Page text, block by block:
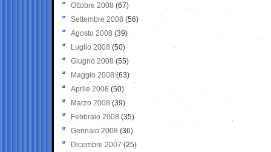
Ottobre 2008 (67)
Settembre 2008 (56)
Agosto 2008 (39)
Luglio 2008 (50)
Giugno 2008 (55)
Maggio 2008(63)
Aprile 2008 (50)
Marzo 2008 (39)
Febbraio 2008 (35)
Gennaio 2008 (36)
Dicembre 2007 (25)